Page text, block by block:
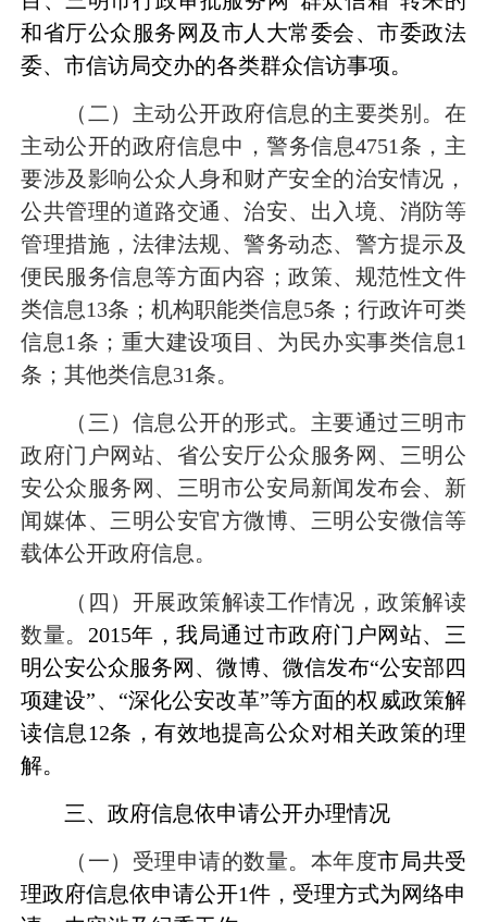
和省厅公众服务网及市人大常委会、市委政法
委、市信访局交办的各类群众信访事项。
（二）主动公开政府信息的主要类别。在
主动公开的政府信息中，警务信息4751条，主
要涉及影响公众人身和财产安全的治安情况，
公共管理的道路交通、治安、出入境、消防等
管理措施，法律法规、警务动态、警方提示及
便民服务信息等方面内容；政策、规范性文件
类信息13条；机构职能类信息5条；行政许可类
信息1条；重大建设项目、为民办实事类信息1
条；其他类信息31条。
（三）信息公开的形式。 主要通过三明市
政府门户网站、省公安厅公众服务网、三明公
安公众服务网、三明市公安局新闻发布会、新
闻媒体、三明公安官方微博、三明公安微信等
载体公开政府信息。
（四）开展政策解读工作情况，政策解读
数量。 2015年，我局通过市政府门户网站、三
明公安公众服务网、微博、微信发布“公安部四
项建设”、 “深化公安改革”等方面的权威政策解
读信息12条，有效地提高公众对相关政策的理
解。
三、政府信息依申请公开办理情况
（一）受理申请的数量。 本年度市局共受
理政府信息依申请公开1件，受理方式为网络申